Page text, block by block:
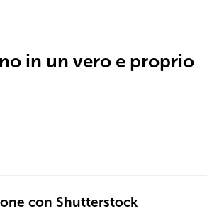
in un vero e proprio
con Shutterstock